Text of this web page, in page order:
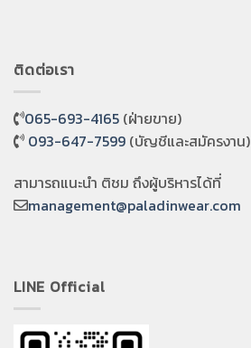
ติดต่อเรา
065-693-4165 (ฝ่ายขาย)
093-647-7599 (บัญชีและสมัครงาน)
สามารถแนะนำ ติชม ถึงผู้บริหารได้ที่
management@paladinwear.com
LINE Official